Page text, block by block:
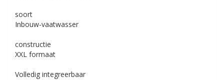
soort
Inbouw-vaatwasser
constructie
XXL formaat
Volledig integreerbaar